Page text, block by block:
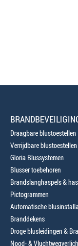
Draagbare blustoestellen
Verrijdbare blustoestellen
Gloria Blussystemen
Blusser toebehoren
Brandslanghaspels &
Pictogrammen
Automatische
Branddekens
Droge blusleidingen &
Nood- &